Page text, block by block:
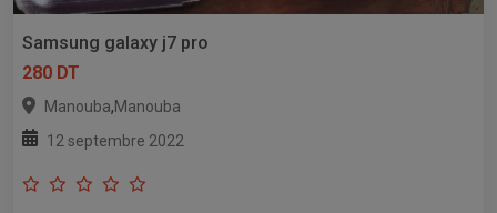
Samsung galaxy j7 pro
280 DT
Manouba,Manouba
12 septembre 2022